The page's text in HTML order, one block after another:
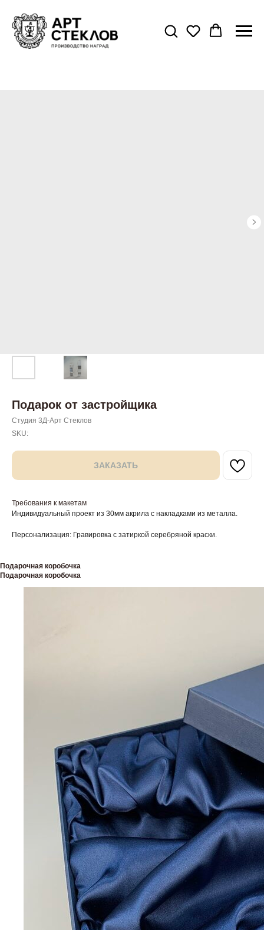
Подарок от застройщика
Студия 3Д-Арт Стеклов
SKU:
ЗАКАЗАТЬ
Требования к макетам
Индивидуальный проект из 30мм акрила с накладками из металла.
Персонализация: Гравировка с затиркой серебряной краски.
Подарочная коробочка
Подарочная коробочка